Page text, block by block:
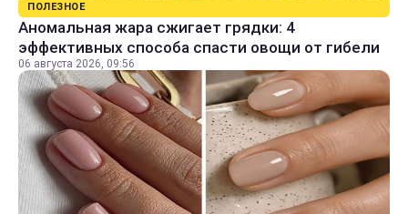
ПОЛЕЗНОЕ
Аномальная жара сжигает грядки: 4
эффективных способа спасти овощи от гибели
06 августа 2026, 09:56